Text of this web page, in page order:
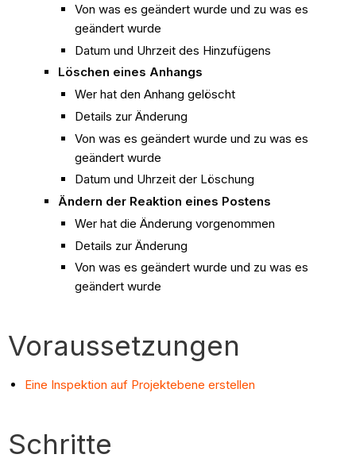
Von was es geändert wurde und zu was es
geändert wurde
Datum und Uhrzeit des Hinzufügens
Löschen eines Anhangs
Wer hat den Anhang gelöscht
Details zur Änderung
Von was es geändert wurde und zu was es
geändert wurde
Datum und Uhrzeit der Löschung
Ändern der Reaktion eines Postens
Wer hat die Änderung vorgenommen
Details zur Änderung
Von was es geändert wurde und zu was es
geändert wurde
Voraussetzungen
Eine Inspektion auf Projektebene erstellen
Schritte